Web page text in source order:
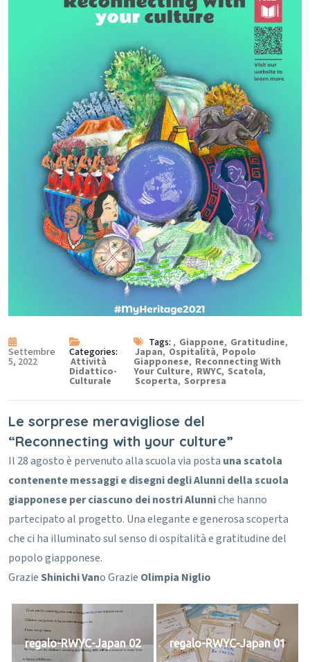
Settembre
5, 2022
Categories:
Attività
Didattico-
Culturale
Tags: , Giappone, Gratitudine,
Japan, Ospitalità, Popolo
Giapponese, Reconnecting With
Your Culture, RWYC, Scatola,
Scoperta, Sorpresa
Le sorprese meravigliose del
“Reconnecting with your culture”
Il 28 agosto è pervenuto alla scuola via posta una scatola
contenente messaggi e disegni degli Alunni della scuola
giapponese per ciascuno dei nostri Alunniche hanno
partecipato al progetto. Una elegante e generosa scoperta
che ci ha illuminato sul senso di ospitalità e gratitudine del
popolo giapponese.
GrazieShinichi VanoGrazie Olimpia Niglio
regalo-RWYC-Japan 02 regalo-RWYC-Japan 01